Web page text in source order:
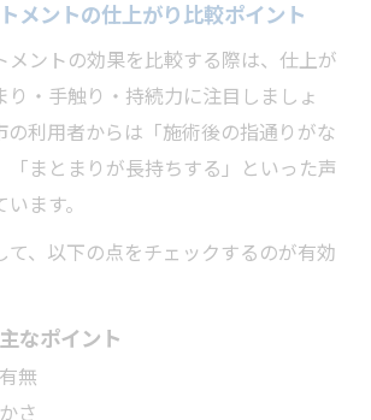
メントの仕上がり比較ポイント
メントの効果を比較する際は、仕上が
り・手触り・持続力に注目しましょ
の利用者からは「施術後の指通りがな
「まとまりが長持ちする」といった声
ます。
て、以下の点をチェックするのが有効
なポイント
無
さ